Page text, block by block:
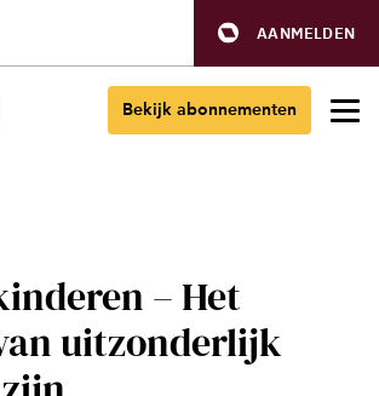
AANMELDEN
Bekijk abonnementen
– Het
uitzonderlijk